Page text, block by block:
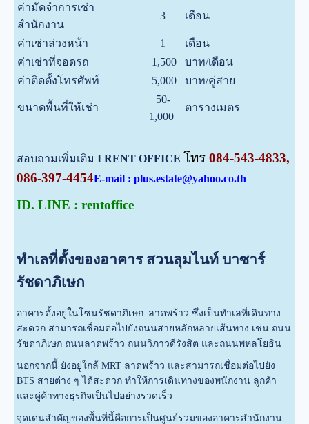
ค่ามัดจำการเช่า
สำนักงาน
3 เดือน
ค่าเช่าล่วงหน้า 1
เดือน
ค่าเช่าที่จอดรถ
1,500
บาท/เดือน
ค่าติดตั้งโทรศัพท์
5,000 บาท/คู่สาย
ขนาดพื้นที่ให้เช่า
50-
1,000
ตารางเมตร
สอบถามเพิ่มเติม I RENT OFFICE โทร 084-543-4833,
086-397-4454E-mail : plus.estate@yahoo.co.th
ID. LINE : rentoffice
ทำเลที่ตั้งของอาคาร สวนลุมไนท์ บาซาร์
รัชดาภิเษก
อาคารตั้งอยู่ในโซนรัชดาภิเษก–ลาดพร้าว ซึ่งเป็นทำเลที่เดินทาง
สะดวก สามารถเชื่อมต่อไปยังถนนสายหลักหลายเส้นทาง เช่น ถนน
รัชดาภิเษก ถนนลาดพร้าว ถนนวิภาวดีรังสิต และถนนพหลโยธิน
นอกจากนี้ ยังอยู่ใกล้ MRT ลาดพร้าว และสามารถเชื่อมต่อไปยัง
BTS สายต่าง ๆ ได้สะดวก ทำให้การเดินทางของพนักงาน ลูกค้า
และคู่ค้าทางธุรกิจเป็นไปอย่างรวดเร็ว
จุดเด่นสำคัญของพื้นที่นี้คือการเป็นศูนย์รวมของอาคารสำนักงาน